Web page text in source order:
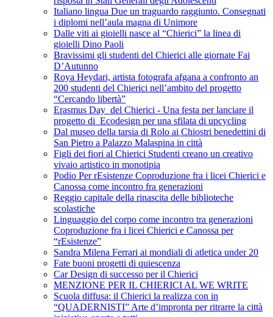
Italiano lingua Due un traguardo raggiunto. Consegnati
i diplomi nell’aula magna di Unimore
Dalle viti ai gioielli nasce al “Chierici” la linea di
gioielli Dino Paoli
Bravissimi gli studenti del Chierici alle giornate Fai
D’Autunno
Roya Heydari, artista fotografa afgana a confronto an
200 studenti del Chierici nell’ambito del progetto
“Cercando libertà”
Erasmus Day del Chierici - Una festa per lanciare il
progetto di Ecodesign per una sfilata di upcycling
Dal museo della tarsia di Rolo ai Chiostri benedettini di
San Pietro a Palazzo Malaspina in città
Figli dei fiori al Chierici Studenti creano un creativo
vivaio artistico in monotipia
Podio Per rEsistenze Coproduzione fra i licei Chierici e
Canossa come incontro fra generazioni
Reggio capitale della rinascita delle biblioteche
scolastiche
Linguaggio del corpo come incontro tra generazioni
Coproduzione fra i licei Chierici e Canossa per
“rEsistenze”
Sandra Milena Ferrari ai mondiali di atletica under 20
Fate buoni progetti di quiescenza
Car Design di successo per il Chierici
MENZIONE PER IL CHIERICI AL WE WRITE
Scuola diffusa: il Chierici la realizza con in
“QUADERNISTI” Arte d’impronta per ritrarre la città